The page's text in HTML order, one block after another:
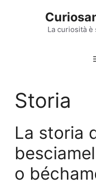
La curiosità
Storia
La storia
o